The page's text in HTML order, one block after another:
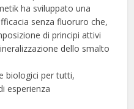
ha sviluppato una
senza fluoruro che,
di principi attivi
dello smalto
biologici per tutti,
esperienza